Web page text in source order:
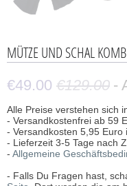
MÜTZE UND SCHAL
€49.00 €129.00 -
Alle Preise verstehen sich
- Versandkostenfrei ab 59
- Versandkosten 5,95 Euro
- Lieferzeit 3-5 Tage nach
- Allgemeine
- Falls Du Fragen hast,